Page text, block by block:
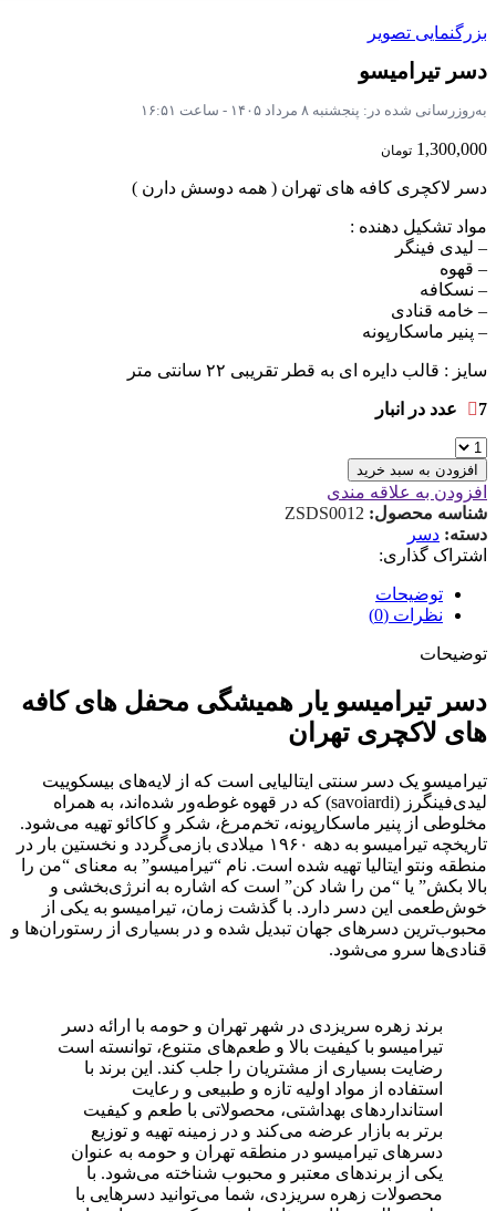
بزرگنمایی تصویر
دسر تیرامیسو
به‌روزرسانی شده در: پنجشنبه ۸ مرداد ۱۴۰۵ - ساعت ۱۶:۵۱
1,300,000 تومان
دسر لاکچری کافه های تهران ( همه دوسش دارن )
مواد تشکیل دهنده :
– لیدی فینگر
– قهوه
– نسکافه
– خامه قنادی
– پنیر ماسکارپونه
سایز : قالب دایره ای به قطر تقریبی ۲۲ سانتی متر
7 عدد در انبار
افزودن به سبد خرید
افزودن به علاقه مندی
شناسه محصول: ZSDS0012
دسته: دسر
اشتراک گذاری:
توضیحات
نظرات (0)
توضیحات
دسر تیرامیسو یار همیشگی محفل های کافه
های لاکچری تهران
تیرامیسو یک دسر سنتی ایتالیایی است که از لایه‌های بیسکوییت
لیدی‌فینگرز (savoiardi) که در قهوه غوطه‌ور شده‌اند، به همراه
مخلوطی از پنیر ماسکارپونه، تخم‌مرغ، شکر و کاکائو تهیه می‌شود.
تاریخچه تیرامیسو به دهه ۱۹۶۰ میلادی بازمی‌گردد و نخستین بار در
منطقه ونتو ایتالیا تهیه شده است. نام “تیرامیسو” به معنای “من را
بالا بکش” یا “من را شاد کن” است که اشاره به انرژی‌بخشی و
خوش‌طعمی این دسر دارد. با گذشت زمان، تیرامیسو به یکی از
محبوب‌ترین دسرهای جهان تبدیل شده و در بسیاری از رستوران‌ها و
قنادی‌ها سرو می‌شود.
برند زهره سریزدی در شهر تهران و حومه با ارائه دسر
تیرامیسو با کیفیت بالا و طعم‌های متنوع، توانسته است
رضایت بسیاری از مشتریان را جلب کند. این برند با
استفاده از مواد اولیه تازه و طبیعی و رعایت
استانداردهای بهداشتی، محصولاتی با طعم و کیفیت
برتر به بازار عرضه می‌کند و در زمینه تهیه و توزیع
دسرهای تیرامیسو در منطقه تهران و حومه به عنوان
یکی از برندهای معتبر و محبوب شناخته می‌شود. با
محصولات زهره سریزدی، شما می‌توانید دسرهایی با